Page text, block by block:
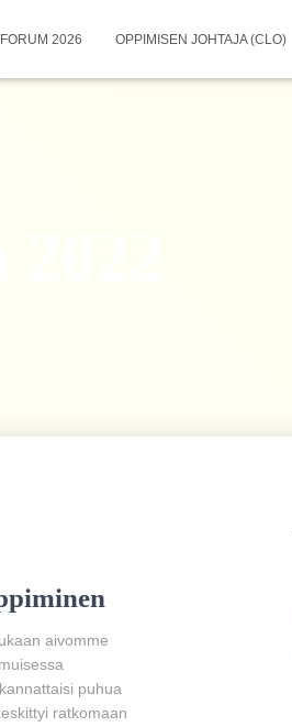
FORUM 2026 OPPIMISEN JOHTAJA (CLO)
aivomme
puhua
ratkomaan